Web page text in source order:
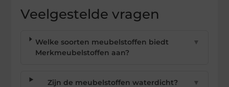
Veelgestelde vragen
Welke soorten meubelstoffen biedt
Merkmeubelstoffen aan?
▼
Zijn de meubelstoffen waterdicht? ▼